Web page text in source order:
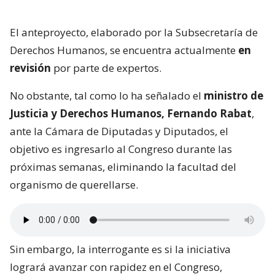
El anteproyecto, elaborado por la Subsecretaría de
Derechos Humanos, se encuentra actualmente en
revisión por parte de expertos.
No obstante, tal como lo ha señalado el ministro de
Justicia y Derechos Humanos, Fernando Rabat,
ante la Cámara de Diputadas y Diputados, el
objetivo es ingresarlo al Congreso durante las
próximas semanas, eliminando la facultad del
organismo de querellarse.
Sin embargo, la interrogante es si la iniciativa
logrará avanzar con rapidez en el Congreso,